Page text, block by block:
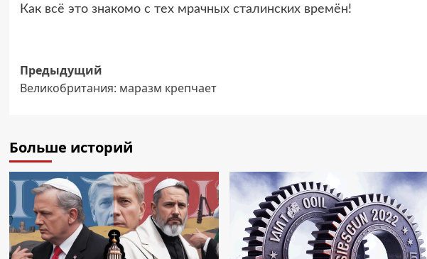
Как всё это знакомо с тех мрачных сталинских времён!
Навигация
записи
Предыдущий
Великобритания: маразм крепчает
Больше историй